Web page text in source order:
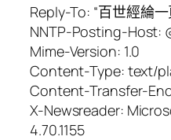
Reply-To: “百世經綸一
NNTP-Posting-Host:
Mime-Version: 1.0
Content-Type: text/
Content-Transfer-
X-Newsreader:
4.70.1155